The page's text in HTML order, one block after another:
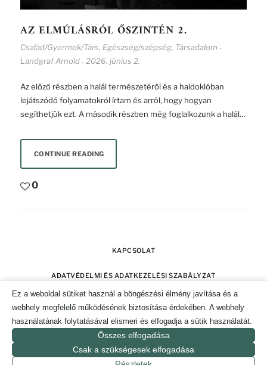
AZ ELMÚLÁSRÓL ŐSZINTÉN 2.
Család/Gyermek/Társ, Egészség/szépség, Társadalom -
Landgraf Arnold - 2026. június 2.
Az előző részben a halál természetéről és a haldoklóban
lejátszódó folyamatokról írtam és arról, hogy hogyan
segíthetjük ezt. A második részben még foglalkozunk a halál…
CONTINUE READING
0
KAPCSOLAT
ADATVÉDELMI ÉS ADATKEZELÉSI SZABÁLYZAT
IMPRESSZUM
SÜTI TÁJÉKOZTATÓ ÉS HOZZÁJÁRULÁS KEZELÉSE
© 2019-2026. CSAK POZITÍVAN MAGAZIN.
Ez a weboldal sütiket használ a böngészési élmény javítása és a
webhely megfelelő működésének biztosítása érdekében. A webhely
használatának folytatásával elismeri és elfogadja a sütik használatát.
Összes elfogadása
Csak a szükségesek elfogadása